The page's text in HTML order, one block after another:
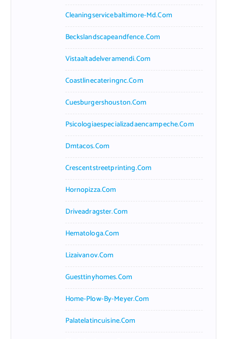
Cleaningservicebaltimore-Md.com
Beckslandscapeandfence.com
Vistaaltadelveramendi.com
Coastlinecateringnc.com
Cuesburgershouston.com
Psicologiaespecializadaencampeche.com
Dmtacos.com
Crescentstreetprinting.com
Hornopizza.com
Driveadragster.com
Hematologa.com
Lizaivanov.com
Guesttinyhomes.com
Home-Plow-By-Meyer.com
Palatelatincuisine.com